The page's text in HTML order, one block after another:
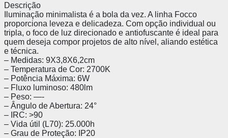
Descrição
Iluminação minimalista é a bola da vez. A linha Focco
proporciona leveza e delicadeza. Com opção individual ou
tripla, o foco de luz direcionado e antiofuscante é ideal para
quem deseja compor projetos de alto nível, aliando estética
e técnica.
– Medidas: 9X3,8X6,2cm
– Temperatura de Cor: 2700K
– Potência Máxima: 6W
– Fluxo luminoso: 480lm
– Peso: —-
– Ângulo de Abertura: 24°
– IRC: >90
– Vida útil (L70): 25.000h
– Grau de Proteção: IP20